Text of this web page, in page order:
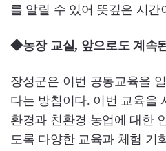
를 알릴 수 있어 뜻깊은 시간
◆농장 교실, 앞으로도 계속
장성군은 이번 공동교육을
다는 방침이다. 이번 교육을
환경과 친환경 농업에 대한
도록 다양한 교육과 체험 기